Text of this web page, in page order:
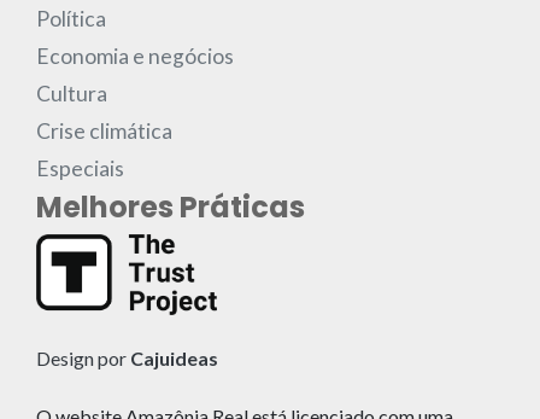
Política
Economia e negócios
Cultura
Crise climática
Especiais
Melhores Práticas
Design por Cajuideas